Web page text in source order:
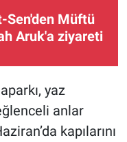
Sen'den Müftü
Aruk'a ziyareti
yaz
anlar
kapılarını